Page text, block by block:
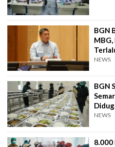
BGN
NEWS
BGN
NEWS